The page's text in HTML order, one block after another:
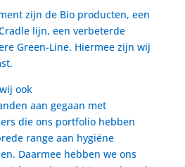
zijn de Bio producten, een
lijn, een verbeterde
Green-Line. Hiermee zijn wij
ook
aan gegaan met
die ons portfolio hebben
range aan hygiëne
Daarmee hebben we ons